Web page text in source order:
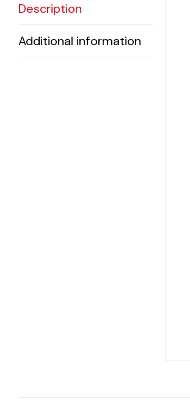
Description
Additional information